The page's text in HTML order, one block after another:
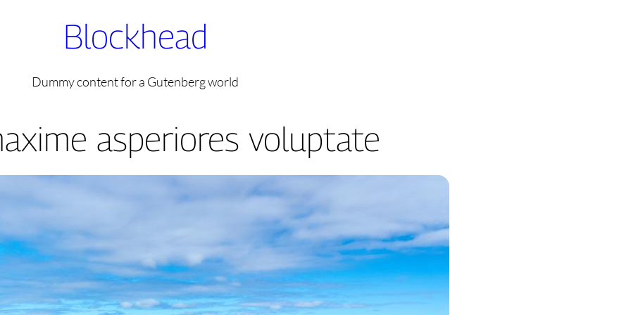
Blockhead
Dummy content for a Gutenberg world
asperiores voluptate